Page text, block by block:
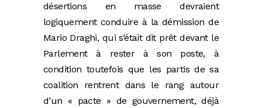
désertions en masse devraient
logiquement conduire à la démission de
Mario Draghi, qui s’était dit prêt devant le
Parlement à rester à son poste, à
condition toutefois que les partis de sa
coalition rentrent dans le rang autour
d’un « pacte » de gouvernement, déjà